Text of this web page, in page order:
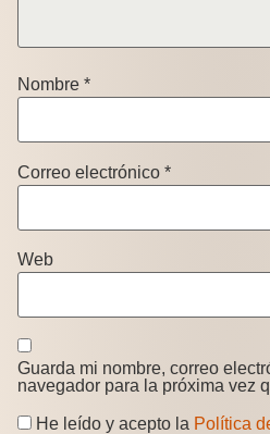
Nombre *
Correo electrónico *
Web
Guarda mi nombre, correo
navegador para la próxima vez
He leído y acepto la Política